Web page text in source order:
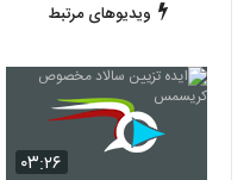
ویدیوهای مرتبط
۰۳:۲۶